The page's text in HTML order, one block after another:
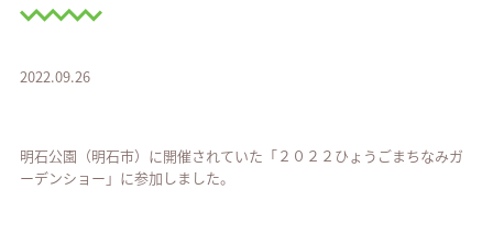
2022.09.26
明石公園（明石市）に開催されていた「２０２２ひょうごまちなみガ
ーデンショー」に参加しました。